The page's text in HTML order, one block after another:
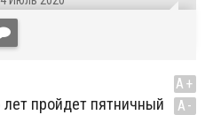
пройдет пятничный
A+
A-